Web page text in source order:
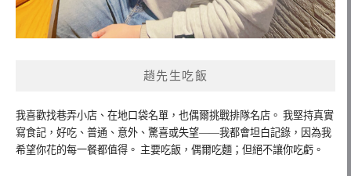
趙先生吃飯
我喜歡找巷弄小店、在地口袋名單，也偶爾挑戰排隊名店。 我堅持真實
寫食記，好吃、普通、意外、驚喜或失望——我都會坦白記錄，因為我
希望你花的每一餐都值得。 主要吃飯，偶爾吃麵；但絕不讓你吃虧。